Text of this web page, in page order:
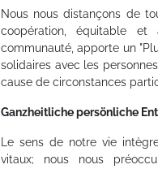
Nous nous distançons de
coopération, équitable
communauté, apporte un
solidaires avec les
cause de circonstances
Ganzheitliche persönliche
Le sens de notre vie
vitaux; nous nous